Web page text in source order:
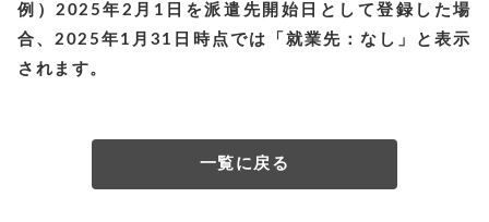
例）2025年2月1日を派遣先開始日として登録した場
合、2025年1月31日時点では「就業先：なし」と表示
されます。
一覧に戻る